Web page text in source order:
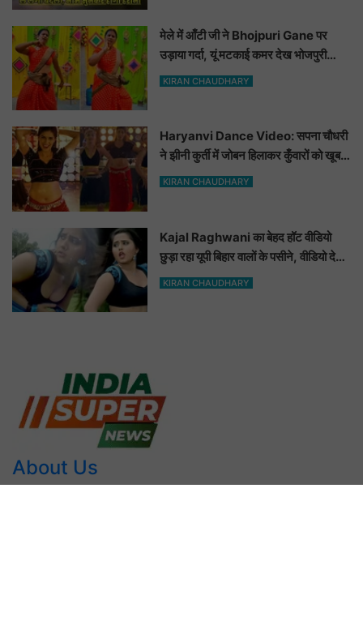
मेले में आँटी जी ने Bhojpuri Gane पर
उड़ाया गर्दा, यूं मटकाई कमर देख भोजपुरी
हसीनाएं भी शरमाई a
KIRAN CHAUDHARY
Haryanvi Dance Video: सपना चौधरी
ने झीनी कुर्ती में जोबन हिलाकर कुँवारों को खूब
ललचाया, यूट्यूब पर छाया Hot Dance
KIRAN CHAUDHARY
Kajal Raghwani का बेहद हॉट वीडियो
छुड़ा रहा यूपी बिहार वालों के पसीने, वीडियो देख
आप भी हो जाओगे बेकाबू
KIRAN CHAUDHARY
About Us